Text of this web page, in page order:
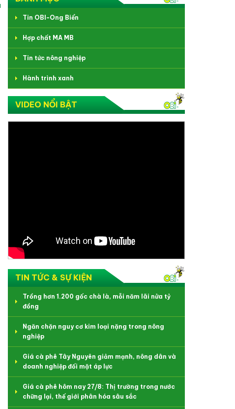
Tin OBI-Ong Biển
Hợp chất MA MB
Tin tức nông nghiệp
Hành trình xanh
VIDEO NỔI BẬT
TIN TỨC & SỰ KIỆN
Trồng hơn 1.200 gốc chà là, mỗi năm lãi nửa tỷ
đồng
Ngăn chặn nguy cơ kim loại nặng trong nông
nghiệp
Giá cà phê Tây Nguyên giảm mạnh, nông dân và
doanh nghiệp đối mặt áp lực
Giá cà phê hôm nay 27/8: Thị trường trong nước
chững lại, thế giới phân hóa sâu sắc